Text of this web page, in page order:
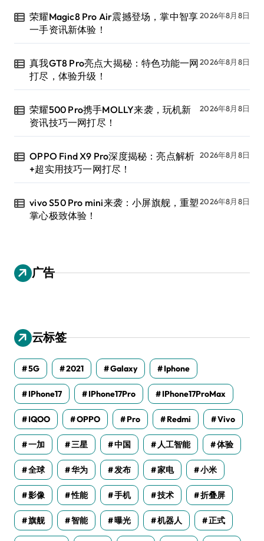
荣耀Magic8 Pro Air震撼登场，掌中智享
一手资讯新体验！
2026年8月8日
真我GT8 Pro亮点大揭秘：特色功能一网
打尽，体验升级！
2026年8月8日
荣耀500 Pro携手MOLLY来袭，玩机新
资讯技巧一网打尽！
2026年8月8日
OPPO Find X9 Pro深度揭秘：亮点解析
+超实用技巧一网打尽！
2026年8月8日
vivo S50 Pro mini来袭：小屏旗舰，重塑
掌心极致体验！
2026年8月8日
广告
云标签
5G 2021 Galaxy Iphone
IPhone17 IPhone17Pro IPhone17ProMax
IQOO OPPO Pro Redmi Vivo
一加 三星 中国 人工智能 体验
全球 华为 发布 家电 小米
影像 性能 手机 技术 折叠屏
旗舰 智能 曝光 机器人 正式